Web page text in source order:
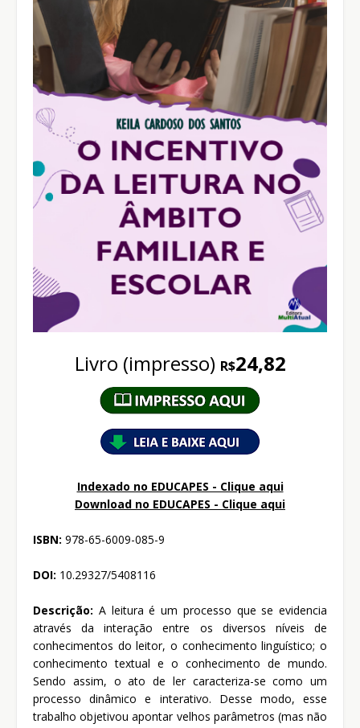
Livro (impresso) R$24,82
Indexado no EDUCAPES - Clique aqui
Download no EDUCAPES - Clique aqui
ISBN: 978-65-6009-085-9
DOI: 10.29327/5408116
Descrição: A leitura é um processo que se evidencia
através da interação entre os diversos níveis de
conhecimentos do leitor, o conhecimento linguístico; o
conhecimento textual e o conhecimento de mundo.
Sendo assim, o ato de ler caracteriza-se como um
processo dinâmico e interativo. Desse modo, esse
trabalho objetivou apontar velhos parâmetros (mas não